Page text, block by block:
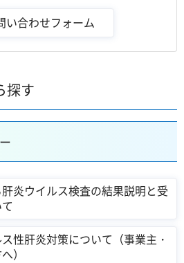
探す
炎ウイルス検査の結果説明と受
性肝炎対策について（事業主・
）